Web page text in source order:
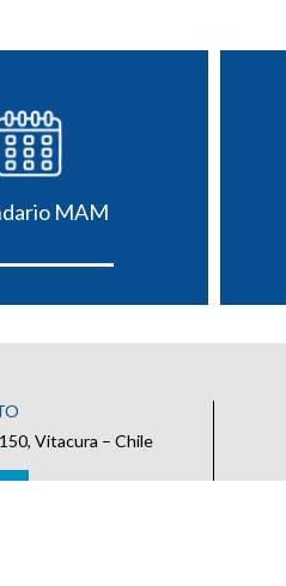
MAM
Vitacura – Chile